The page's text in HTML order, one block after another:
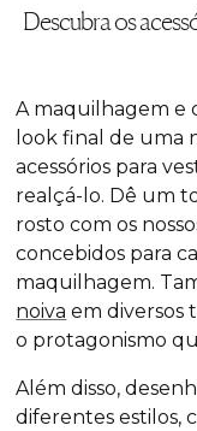
Descubra os
A maquilhagem e
look final de uma
acessórios para
realçá-lo. Dê um
rosto com os
concebidos para
maquilhagem.
noiva em diversos
o protagonismo
Além disso,
diferentes estilos,